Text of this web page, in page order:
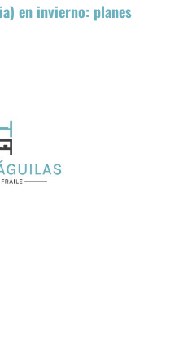
en invierno: planes